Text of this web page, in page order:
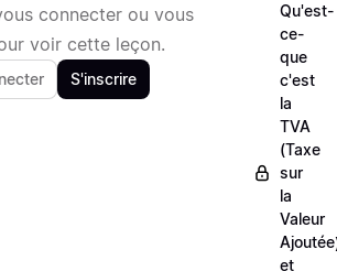
connecter ou vous
voir cette leçon.
S'inscrire
Qu'est-
ce-
que
c'est
la
TVA
(Taxe
sur
la
Valeur
et